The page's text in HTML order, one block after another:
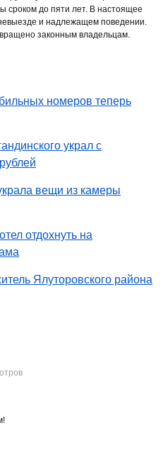
сроком до пяти лет. В настоящее
и надлежащем поведении.
законным владельцам.
номеров теперь
украл с
вещи из камеры
отдохнуть на
Ялуторовского района